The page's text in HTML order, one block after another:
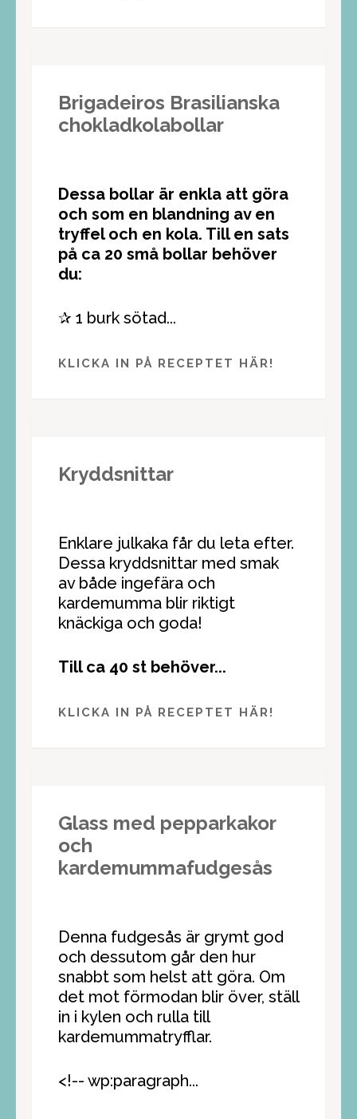
Brigadeiros Brasilianska
chokladkolabollar
Dessa bollar är enkla att göra
och som en blandning av en
tryffel och en kola. Till en sats
på ca 20 små bollar behöver
du:
✰ 1 burk sötad...
KLICKA IN PÅ RECEPTET HÄR!
Kryddsnittar
Enklare julkaka får du leta efter.
Dessa kryddsnittar med smak
av både ingefära och
kardemumma blir riktigt
knäckiga och goda!
Till ca 40 st behöver...
KLICKA IN PÅ RECEPTET HÄR!
Glass med pepparkakor
och
kardemummafudgesås
Denna fudgesås är grymt god
och dessutom går den hur
snabbt som helst att göra. Om
det mot förmodan blir över, ställ
in i kylen och rulla till
kardemummatryfflar.
<!-- wp:paragraph...